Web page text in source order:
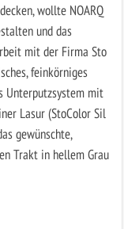
wollte NOARQ
und das
mit der Firma Sto
feinkörniges
Unterputzsystem mit
Lasur (StoColor Sil
gewünschte,
Trakt in hellem Grau